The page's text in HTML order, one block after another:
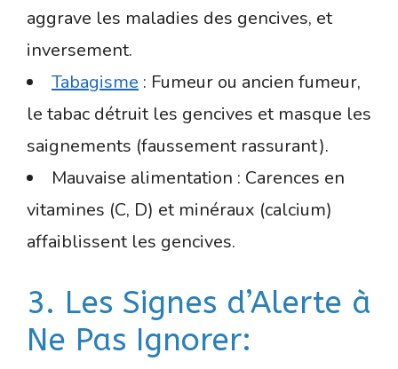
aggrave les maladies des gencives, et
inversement.
Tabagisme : Fumeur ou ancien fumeur,
le tabac détruit les gencives et masque les
saignements (faussement rassurant).
Mauvaise alimentation : Carences en
vitamines (C, D) et minéraux (calcium)
affaiblissent les gencives.
3. Les Signes d’Alerte à
Ne Pas Ignorer: